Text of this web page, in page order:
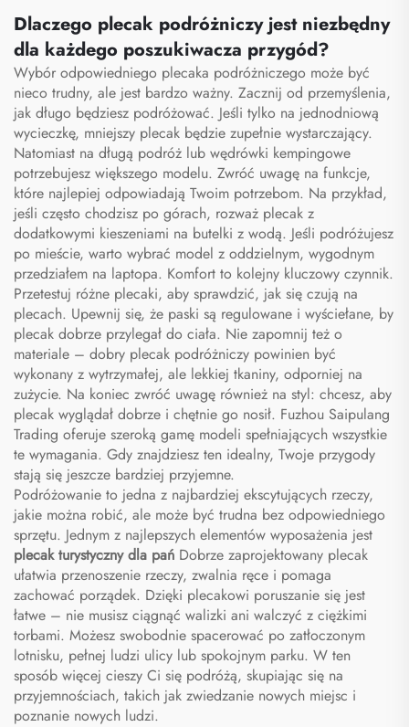
tenisowy, plecak do
koszykówki
na buty dla mężczyzn
Dlaczego plecak podróżniczy jest niezbędny
dla każdego poszukiwacza przygód?
Wybór odpowiedniego plecaka podróżniczego może być
nieco trudny, ale jest bardzo ważny. Zacznij od przemyślenia,
jak długo będziesz podróżować. Jeśli tylko na jednodniową
wycieczkę, mniejszy plecak będzie zupełnie wystarczający.
Natomiast na długą podróż lub wędrówki kempingowe
potrzebujesz większego modelu. Zwróć uwagę na funkcje,
które najlepiej odpowiadają Twoim potrzebom. Na przykład,
jeśli często chodzisz po górach, rozważ plecak z
dodatkowymi kieszeniami na butelki z wodą. Jeśli podróżujesz
po mieście, warto wybrać model z oddzielnym, wygodnym
przedziałem na laptopa. Komfort to kolejny kluczowy czynnik.
Przetestuj różne plecaki, aby sprawdzić, jak się czują na
plecach. Upewnij się, że paski są regulowane i wyściełane, by
plecak dobrze przylegał do ciała. Nie zapomnij też o
materiale – dobry plecak podróżniczy powinien być
wykonany z wytrzymałej, ale lekkiej tkaniny, odporniej na
zużycie. Na koniec zwróć uwagę również na styl: chcesz, aby
plecak wyglądał dobrze i chętnie go nosił. Fuzhou Saipulang
Trading oferuje szeroką gamę modeli spełniających wszystkie
te wymagania. Gdy znajdziesz ten idealny, Twoje przygody
stają się jeszcze bardziej przyjemne.
Podróżowanie to jedna z najbardziej ekscytujących rzeczy,
jakie można robić, ale może być trudna bez odpowiedniego
sprzętu. Jednym z najlepszych elementów wyposażenia jest
plecak turystyczny dla pań Dobrze zaprojektowany plecak
ułatwia przenoszenie rzeczy, zwalnia ręce i pomaga
zachować porządek. Dzięki plecakowi poruszanie się jest
łatwe – nie musisz ciągnąć walizki ani walczyć z ciężkimi
torbami. Możesz swobodnie spacerować po zatłoczonym
lotnisku, pełnej ludzi ulicy lub spokojnym parku. W ten
sposób więcej cieszy Ci się podróżą, skupiając się na
przyjemnościach, takich jak zwiedzanie nowych miejsc i
poznanie nowych ludzi.